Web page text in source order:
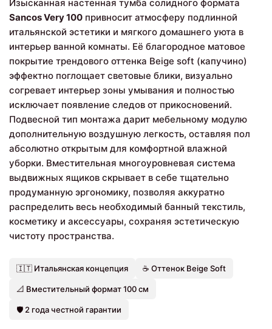
Изысканная настенная тумба солидного формата
Sancos Very 100 привносит атмосферу подлинной
итальянской эстетики и мягкого домашнего уюта в
интерьер ванной комнаты. Её благородное матовое
покрытие трендового оттенка Beige soft (капучино)
эффектно поглощает световые блики, визуально
согревает интерьер зоны умывания и полностью
исключает появление следов от прикосновений.
Подвесной тип монтажа дарит мебельному модулю
дополнительную воздушную легкость, оставляя пол
абсолютно открытым для комфортной влажной
уборки. Вместительная многоуровневая система
выдвижных ящиков скрывает в себе тщательно
продуманную эргономику, позволяя аккуратно
распределить весь необходимый банный текстиль,
косметику и аксессуары, сохраняя эстетическую
чистоту пространства.
🇮🇹 Итальянская концепция ☕ Оттенок Beige Soft
📐 Вместительный формат 100 см
🛡️ 2 года честной гарантии